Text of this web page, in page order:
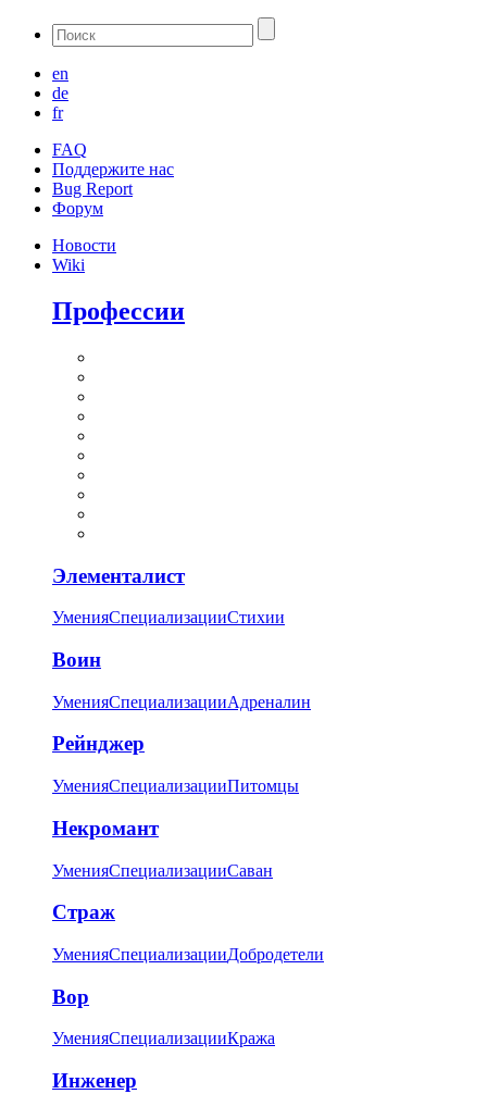
en
de
fr
FAQ
Поддержите нас
Bug Report
Форум
Новости
Wiki
Профессии
Элементалист
УменияСпециализацииСтихии
Воин
УменияСпециализацииАдреналин
Рейнджер
УменияСпециализацииПитомцы
Некромант
УменияСпециализацииСаван
Страж
УменияСпециализацииДобродетели
Вор
УменияСпециализацииКража
Инженер